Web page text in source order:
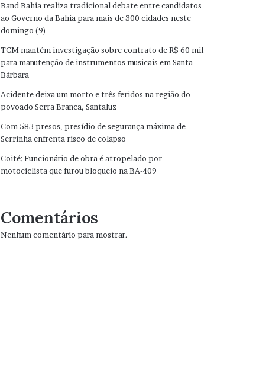
Band Bahia realiza tradicional debate entre candidatos
ao Governo da Bahia para mais de 300 cidades neste
domingo (9)
TCM mantém investigação sobre contrato de R$ 60 mil
para manutenção de instrumentos musicais em Santa
Bárbara
Acidente deixa um morto e três feridos na região do
povoado Serra Branca, Santaluz
Com 583 presos, presídio de segurança máxima de
Serrinha enfrenta risco de colapso
Coité: Funcionário de obra é atropelado por
motociclista que furou bloqueio na BA-409
Comentários
Nenhum comentário para mostrar.